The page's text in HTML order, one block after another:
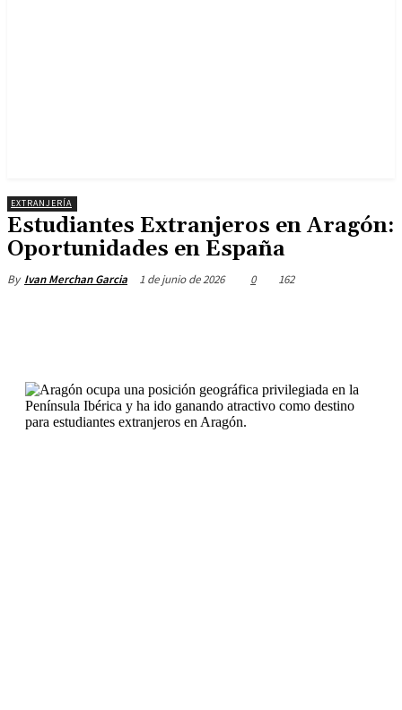
EXTRANJERÍA
Estudiantes Extranjeros en Aragón:
Oportunidades en España
By Ivan Merchan Garcia 1 de junio de 2026 0 162